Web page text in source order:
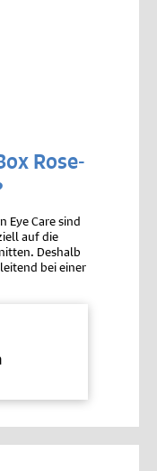
Rose-
Eye Care sind
auf die
Deshalb
bei einer